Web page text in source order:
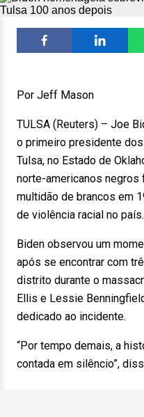
Por Jeff Mason
TULSA (Reuters) – Joe
o primeiro presidente
Tulsa, no Estado de
norte-americanos negros
multidão de brancos em
de violência racial no país.
Biden observou um
após se encontrar com
distrito durante o
Ellis e Lessie
dedicado ao incidente.
“Por tempo demais, a
contada em silêncio”,